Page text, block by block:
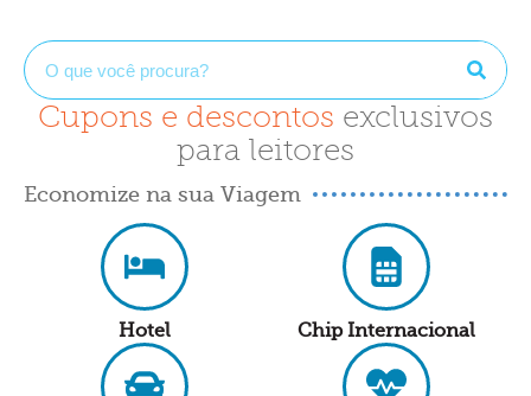
Cupons e descontos exclusivos
para leitores
Economize na sua Viagem
Hotel Chip Internacional